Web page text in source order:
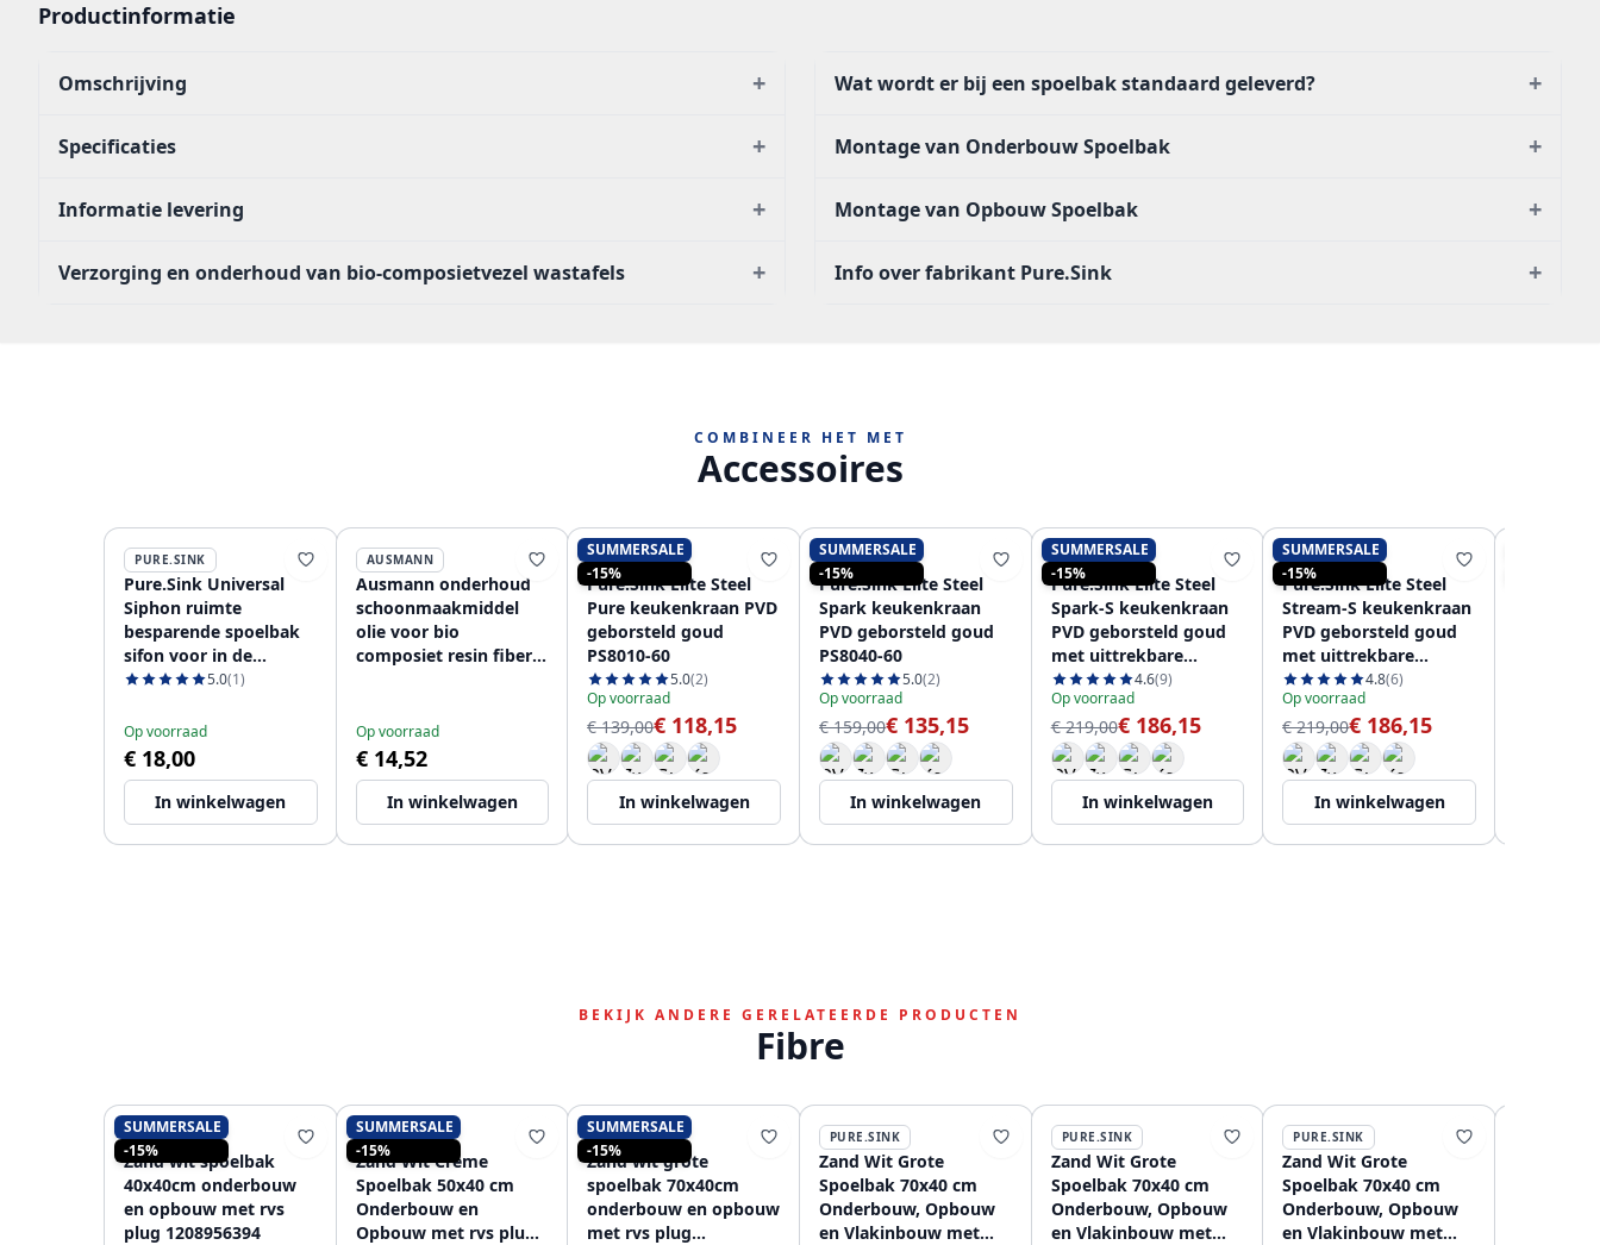
Productinformatie
Omschrijving +
Specificaties +
Informatie levering +
Verzorging en onderhoud van bio-composietvezel wastafels +
Wat wordt er bij een spoelbak standaard geleverd? +
Montage van Onderbouw Spoelbak +
Montage van Opbouw Spoelbak +
Info over fabrikant Pure.Sink +
COMBINEER HET MET
Accessoires
PURE.SINK
Pure.Sink Universal
Siphon ruimte
besparende spoelbak
sifon voor in de
keuken met 2
aansluitingen WSTSSI-
32
5.0(1)
Op voorraad
€ 18,00
In winkelwagen
AUSMANN
Ausmann onderhoud
schoonmaakmiddel
olie voor bio
composiet resin fiber
Op voorraad
€ 14,52
In winkelwagen
SUMMERSALE
-15%
PURE.SINK
Pure.Sink Elite Steel
Pure keukenkraan PVD
geborsteld goud
PS8010-60
5.0(2)
Op voorraad
€ 139,00€ 118,15
In winkelwagen
SUMMERSALE
-15%
PURE.SINK
Pure.Sink Elite Steel
Spark keukenkraan
PVD geborsteld goud
PS8040-60
5.0(2)
Op voorraad
€ 159,00€ 135,15
In winkelwagen
SUMMERSALE
-15%
PURE.SINK
Pure.Sink Elite Steel
Spark-S keukenkraan
PVD geborsteld goud
met uittrekbare
uitloop PS8041-60
4.6(9)
Op voorraad
€ 219,00€ 186,15
In winkelwagen
SUMMERSALE
-15%
PURE.SINK
Pure.Sink Elite Steel
Stream-S keukenkraan
PVD geborsteld goud
met uittrekbare
uitloop PS8045-60
4.8(6)
Op voorraad
€ 219,00€ 186,15
In winkelwagen
BEKIJK ANDERE GERELATEERDE PRODUCTEN
Fibre
SUMMERSALE
-15%
PURE.SINK
Zand wit spoelbak
40x40cm onderbouw
en opbouw met rvs
plug 1208956394
SUMMERSALE
-15%
PURE.SINK
Zand Wit Creme
Spoelbak 50x40 cm
Onderbouw en
Opbouw met rvs plug
SUMMERSALE
-15%
PURE.SINK
Zand wit grote
spoelbak 70x40cm
onderbouw en opbouw
met rvs plug
PURE.SINK
Zand Wit Grote
Spoelbak 70x40 cm
Onderbouw, Opbouw
en Vlakinbouw met
PURE.SINK
Zand Wit Grote
Spoelbak 70x40 cm
Onderbouw, Opbouw
en Vlakinbouw met
PURE.SINK
Zand Wit Grote
Spoelbak 70x40 cm
Onderbouw, Opbouw
en Vlakinbouw met